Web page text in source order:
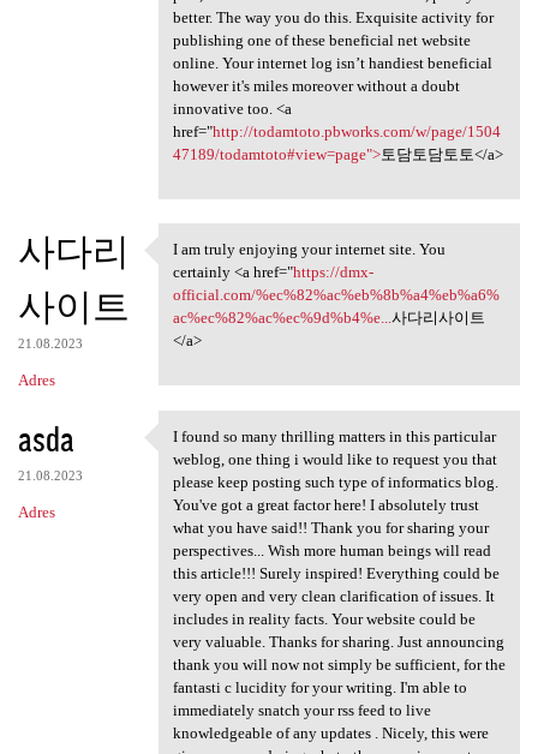
better. The way you do this. Exquisite activity for
publishing one of these beneficial net website
online. Your internet log isn’t handiest beneficial
however it's miles moreover without a doubt
innovative too. <a
href="http://todamtoto.pbworks.com/w/page/1504
47189/todamtoto#view=page">토담토담토토</a>
사다리
사이트
21.08.2023
Adres
I am truly enjoying your
I am truly enjoying your internet site. You
certainly <a href="https://dmx-
official.com/%ec%82%ac%eb%8b%a4%eb%a6%
ac%ec%82%ac%ec%9d%b4%e...사다리사이트
</a>
asda
21.08.2023
Adres
I found so many thrilling
I found so many thrilling matters in this particular
weblog, one thing i would like to request you that
please keep posting such type of informatics blog.
You've got a great factor here! I absolutely trust
what you have said!! Thank you for sharing your
perspectives... Wish more human beings will read
this article!!! Surely inspired! Everything could be
very open and very clean clarification of issues. It
includes in reality facts. Your website could be
very valuable. Thanks for sharing. Just announcing
thank you will now not simply be sufficient, for the
fantasti c lucidity for your writing. I'm able to
immediately snatch your rss feed to live
knowledgeable of any updates . Nicely, this were